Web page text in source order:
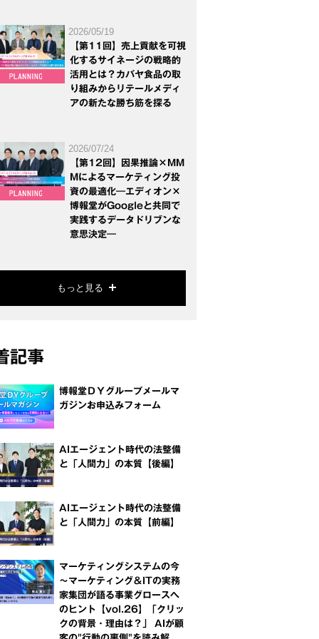
2026/05/19
【第11回】売上貢献を可視
化するサイネージの戦略的
活用とは？カバヤ食品の取
り組みからリテールメディ
アの新たな勝ち筋を探る
2026/07/24
【第12回】因果推論×MM
Mによるマーケティング投
資の最適化―エディオン×
博報堂がGoogleと共同で
実践するデータドリブンな
意思決定―
もっと見る
記事
博報堂ＤＹグループメールマ
ガジンお申込みフォーム
AIエージェント時代の法整備
と「人間力」の本質【後編】
AIエージェント時代の法整備
と「人間力」の本質【前編】
マーケティングシステムの今
～マーケティング＆ITの実務
家集団が語る事業グロースへ
のヒント【vol.26】「クリッ
クの背景・理由は？」 AIが顧